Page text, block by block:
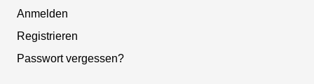
Anmelden
Registrieren
Passwort vergessen?